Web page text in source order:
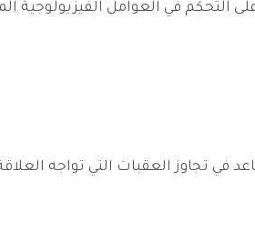
في العوامل الفيزيولوجية
تجاوز العقبات التي تواجه